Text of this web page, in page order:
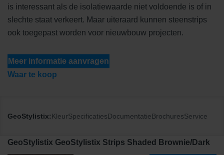
is interessant als de isolatiewaarde niet voldoende is of in
slechte staat verkeert. Maar uiteraard kunnen steenstrips
ook toegepast worden voor nieuwbouw projecten.
Meer informatie aanvragen
Waar te koop
GeoStylistix:KleurSpecificatiesDocumentatieBrochuresService
GeoStylistix GeoStylistix Strips Shaded Brownie/Dark